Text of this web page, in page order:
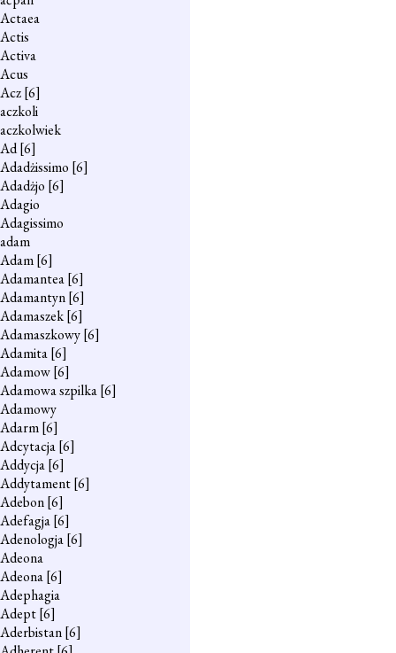
Actaea
Actis
Activa
Acus
Acz[6]
aczkoli
aczkolwiek
Ad[6]
Adadżissimo [6]
Adadżjo [6]
Adagio
Adagissimo
adam
Adam[6]
Adamantea[6]
Adamantyn[6]
Adamaszek[6]
Adamaszkowy[6]
Adamita[6]
Adamow[6]
Adamowa szpilka[6]
Adamowy
Adarm[6]
Adcytacja[6]
Addycja[6]
Addytament[6]
Adebon[6]
Adefagja[6]
Adenologja[6]
Adeona
Adeona[6]
Adephagia
Adept[6]
Aderbistan[6]